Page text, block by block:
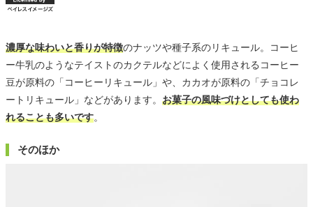
濃厚な味わいと香りが特徴のナッツや種子系のリキュール。コーヒ
ー牛乳のようなテイストのカクテルなどによく使用されるコーヒー
豆が原料の「コーヒーリキュール」や、カカオが原料の「チョコレ
ートリキュール」などがあります。 お菓子の風味づけとしても使わ
れることも多いです。
そのほか